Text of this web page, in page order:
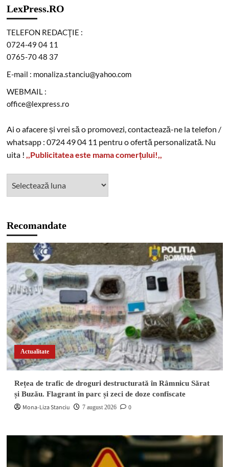
LexPress.RO
TELEFON REDACŢIE :
0724-49 04 11
0765-70 48 37
E-mail : monaliza.stanciu@yahoo.com
WEBMAIL :
office@lexpress.ro
Ai o afacere și vrei să o promovezi, contactează-ne la telefon /
whatsapp : 0724 49 04 11 pentru o ofertă personalizată. Nu
uita ! ,,Publicitatea este mama comerțului!,,
Recomandate
Actualitate
Rețea de trafic de droguri destructurată în Râmnicu Sărat
și Buzău. Flagrant în parc și zeci de doze confiscate
Mona-Liza Stanciu 7 august 2026 0